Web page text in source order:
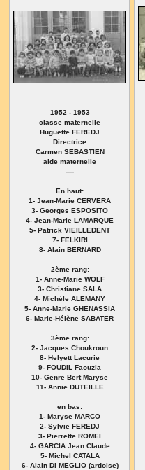
1952 - 1953
classe maternelle
Huguette FEREDJ
Directrice
Carmen SEBASTIEN
aide maternelle
----
En haut:
1- Jean-Marie CERVERA
3- Georges ESPOSITO
4- Jean-Marie LAMARQUE
5- Patrick VIEILLEDENT
7- FELKIRI
8- Alain BERNARD
2ème rang:
1- Anne-Marie WOLF
3- Christiane SALA
4- Michèle ALEMANY
5- Anne-Marie GHENASSIA
6- Marie-Hélène SABATER
3ème rang:
2- Jacques Choukroun
8- Helyett Lacurie
9- FOUDIL Faouzia
10- Genre Bert Maryse
11- Annie DUTEILLE
en bas:
1- Maryse MARCO
2- Sylvie FEREDJ
3- Pierrette ROMEI
4- GARCIA Jean Claude
5- Michel CATALA
6- Alain Di MEGLIO (ardoise)